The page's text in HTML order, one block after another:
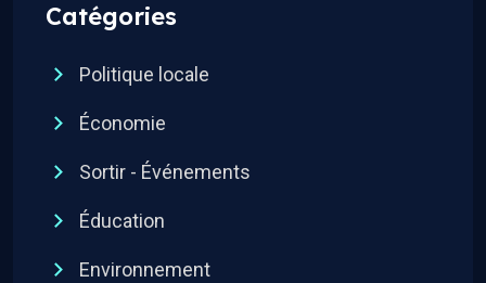
Catégories
Politique locale
Économie
Sortir - Événements
Éducation
Environnement